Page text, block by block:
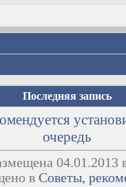
Последняя запись
очередь
04.01.2013
в Советы,